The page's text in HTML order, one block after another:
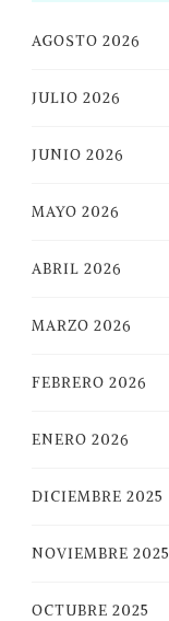
AGOSTO 2026
JULIO 2026
JUNIO 2026
MAYO 2026
ABRIL 2026
MARZO 2026
FEBRERO 2026
ENERO 2026
DICIEMBRE 2025
NOVIEMBRE 2025
OCTUBRE 2025